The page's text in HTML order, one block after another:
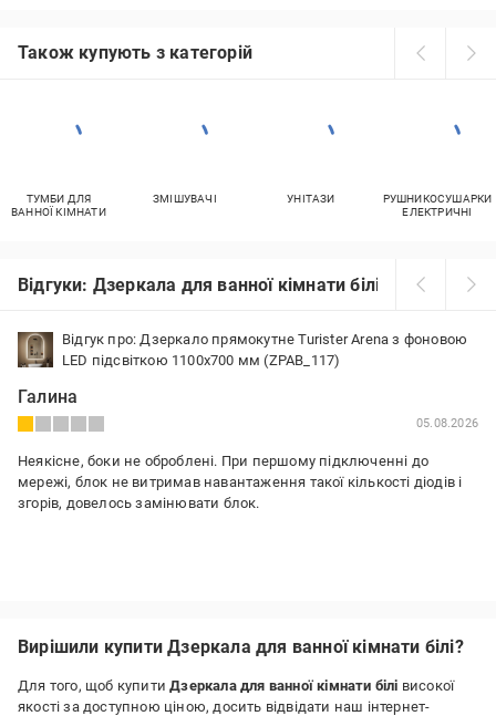
Також купують з категорій
ТУМБИ ДЛЯ
ВАННОЇ КІМНАТИ
ЗМІШУВАЧІ УНІТАЗИ
РУШНИКОСУШАРКИ
ЕЛЕКТРИЧНІ
Відгуки: Дзеркала для ванної кімнати білі
Відгук про: Дзеркало прямокутне Turister Arena з фоновою
LED підсвіткою 1100х700 мм (ZPAB_117)
Галина
05.08.2026
Неякісне, боки не оброблені. При першому підключенні до
мережі, блок не витримав навантаження такої кількості діодів і
згорів, довелось замінювати блок.
Вирішили купити Дзеркала для ванної кімнати білі?
Для того, щоб купитиДзеркала для ванної кімнати білі високої
якості за доступною ціною, досить відвідати наш інтернет-